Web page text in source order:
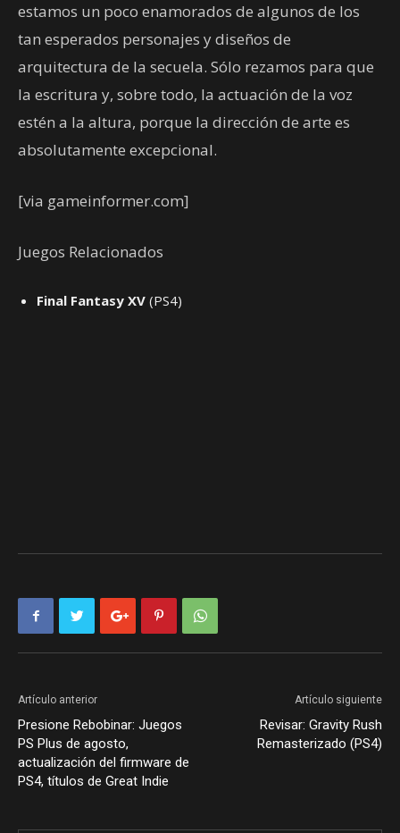
estamos un poco enamorados de algunos de los
tan esperados personajes y diseños de
arquitectura de la secuela. Sólo rezamos para que
la escritura y, sobre todo, la actuación de la voz
estén a la altura, porque la dirección de arte es
absolutamente excepcional.
[via gameinformer.com]
Juegos Relacionados
Final Fantasy XV (PS4)
Artículo anterior
Presione Rebobinar: Juegos
PS Plus de agosto,
actualización del firmware de
PS4, títulos de Great Indie
Artículo siguiente
Revisar: Gravity Rush
Remasterizado (PS4)